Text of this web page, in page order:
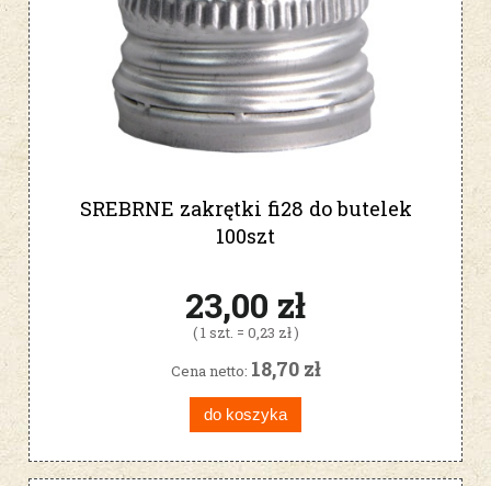
SREBRNE zakrętki fi28 do butelek
100szt
23,00 zł
( 1 szt. = 0,23 zł )
Cena netto: 18,70 zł
do koszyka